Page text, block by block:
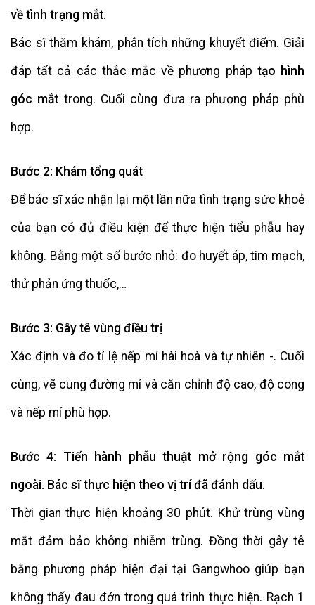
về tình trạng mắt.
Bác sĩ thăm khám, phân tích những khuyết điểm. Giải
đáp tất cả các thắc mắc về phương pháp tạo hình
góc mắt trong. Cuối cùng đưa ra phương pháp phù
hợp.
Bước 2: Khám tổng quát
Để bác sĩ xác nhận lại một lần nữa tình trạng sức khoẻ
của bạn có đủ điều kiện để thực hiện tiểu phẫu hay
không. Bằng một số bước nhỏ: đo huyết áp, tim mạch,
thử phản ứng thuốc,…
Bước 3: Gây tê vùng điều trị
Xác định và đo tỉ lệ nếp mí hài hoà và tự nhiên -. Cuối
cùng, vẽ cung đường mí và căn chỉnh độ cao, độ cong
và nếp mí phù hợp.
Bước 4: Tiến hành phẫu thuật mở rộng góc mắt
ngoài. Bác sĩ thực hiện theo vị trí đã đánh dấu.
Thời gian thực hiện khoảng 30 phút. Khử trùng vùng
mắt đảm bảo không nhiễm trùng. Đồng thời gây tê
bằng phương pháp hiện đại tại Gangwhoo giúp bạn
không thấy đau đớn trong quá trình thực hiện. Rạch 1